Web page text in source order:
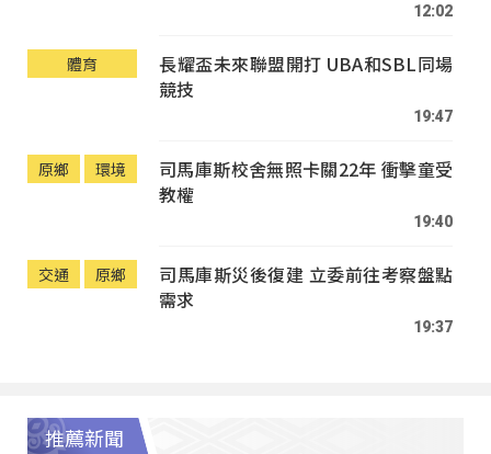
12:02
體育
長耀盃未來聯盟開打 UBA和SBL同場
競技
19:47
原鄉 環境
司馬庫斯校舍無照卡關22年 衝擊童受
教權
19:40
交通 原鄉
司馬庫斯災後復建 立委前往考察盤點
需求
19:37
推薦新聞